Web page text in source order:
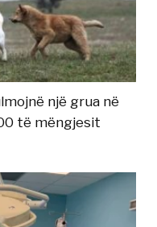
një grua në
të mëngjesit